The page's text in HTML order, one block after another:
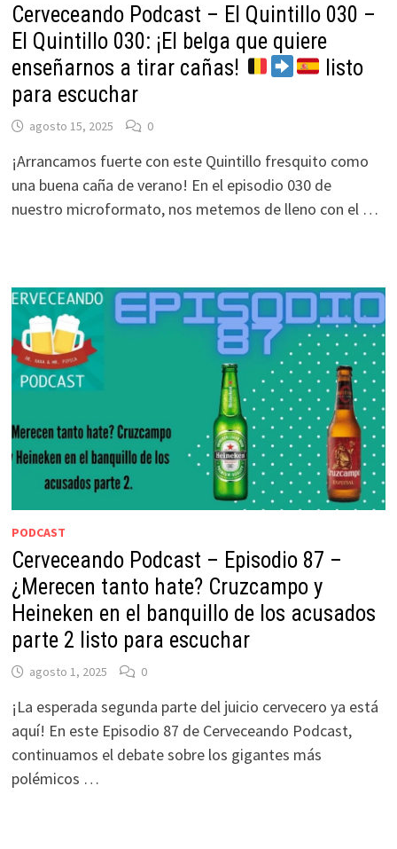
Cerveceando Podcast – El Quintillo 030 –
El Quintillo 030: ¡El belga que quiere
enseñarnos a tirar cañas!
listo
para escuchar
agosto 15, 2025 0
¡Arrancamos fuerte con este Quintillo fresquito como
una buena caña de verano! En el episodio 030 de
nuestro microformato, nos metemos de lleno con el …
PODCAST
Cerveceando Podcast – Episodio 87 –
¿Merecen tanto hate? Cruzcampo y
Heineken en el banquillo de los acusados
parte 2 listo para escuchar
agosto 1, 2025 0
¡La esperada segunda parte del juicio cervecero ya está
aquí! En este Episodio 87 de Cerveceando Podcast,
continuamos el debate sobre los gigantes más
polémicos …